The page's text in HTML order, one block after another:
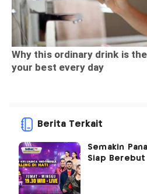
Berita Terkait
Semakin
Siap Berebut